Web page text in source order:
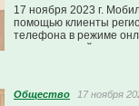
17 ноября 2023 г.
помощью клиенты
телефона в режиме
пользователей.
Общество 17 ноября